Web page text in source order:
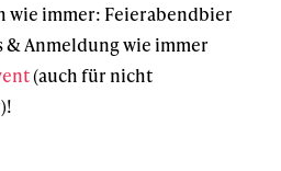
wie immer: Feierabendbier
Anmeldung wie immer
(auch für nicht